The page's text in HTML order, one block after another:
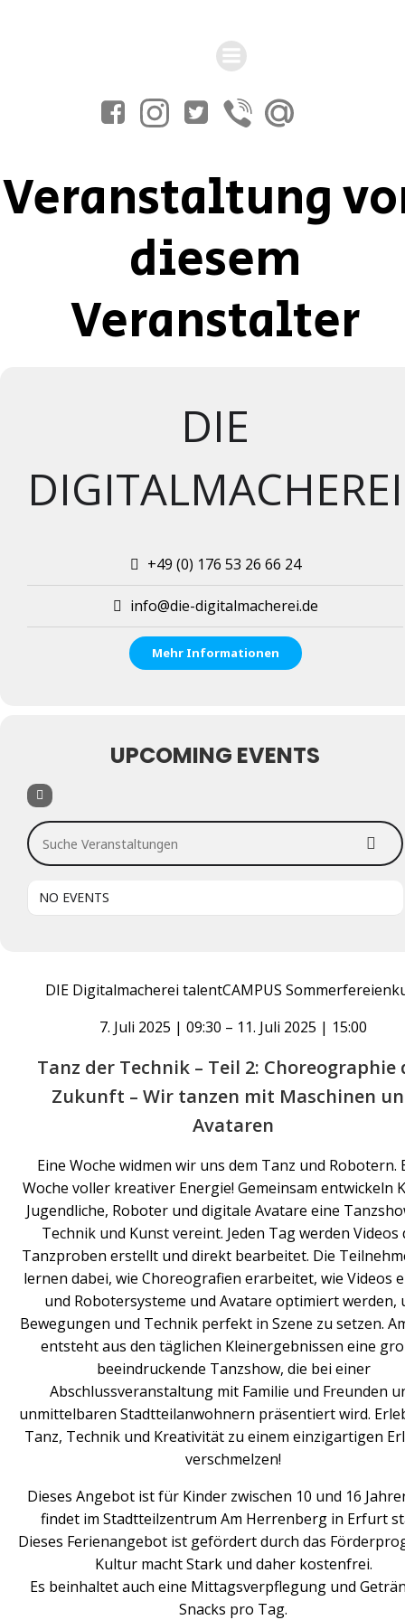
springen
Veranstaltung
diesem
Veranstalter
DIE
DIGITALMACHEREI
+49 (0) 176 53 26 66 24
info@die-digitalmacherei.de
Mehr Informationen
UPCOMING EVENTS
Suche Veranstaltungen
NO EVENTS
DIE Digitalmacherei talentCAMPUS
7. Juli 2025 | 09:30 – 11. Juli 2025 | 15:00
Tanz der Technik – Teil 2: Choreographie
Zukunft – Wir tanzen mit Maschinen
Avataren
Eine Woche widmen wir uns dem Tanz und Robotern.
Woche voller kreativer Energie! Gemeinsam entwickeln
Jugendliche, Roboter und digitale Avatare eine
Technik und Kunst vereint. Jeden Tag werden Videos
Tanzproben erstellt und direkt bearbeitet. Die
lernen dabei, wie Choreografien erarbeitet, wie Videos
und Robotersysteme und Avatare optimiert werden,
Bewegungen und Technik perfekt in Szene zu setzen.
entsteht aus den täglichen Kleinergebnissen eine
beeindruckende Tanzshow, die bei einer
Abschlussveranstaltung mit Familie und Freunden
unmittelbaren Stadtteilanwohnern präsentiert wird.
Tanz, Technik und Kreativität zu einem einzigartigen
verschmelzen!
Dieses Angebot ist für Kinder zwischen 10 und 16
findet im Stadtteilzentrum Am Herrenberg in Erfurt
Dieses Ferienangebot ist gefördert durch das
Kultur macht Stark und daher kostenfrei.
Es beinhaltet auch eine Mittagsverpflegung und
Snacks pro Tag.